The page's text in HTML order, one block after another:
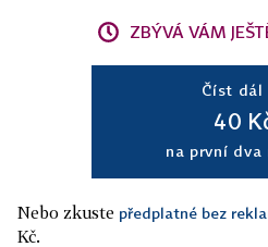
ZBÝVÁ VÁM
Číst dál
40
na první dva
Nebo zkuste předplatné bez
Kč.